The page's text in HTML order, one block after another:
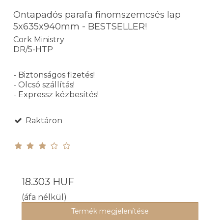
Öntapadós parafa finomszemcsés lap
5x635x940mm - BESTSELLER!
Cork Ministry
DR/5-HTP
- Biztonságos fizetés!
- Olcsó szállítás!
- Expressz kézbesítés!
Raktáron
18.303 HUF
(áfa nélkül)
Termék megjelenítése